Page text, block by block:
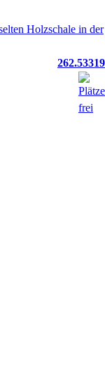
262.53319